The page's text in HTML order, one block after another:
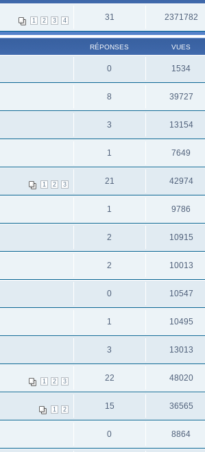
1 2 3 4 31 2371782
RÉPONSES VUES
0 1534
8 39727
3 13154
1 7649
1 2 3 21 42974
1 9786
2 10915
2 10013
0 10547
1 10495
3 13013
1 2 3 22 48020
1 2 15 36565
0 8864